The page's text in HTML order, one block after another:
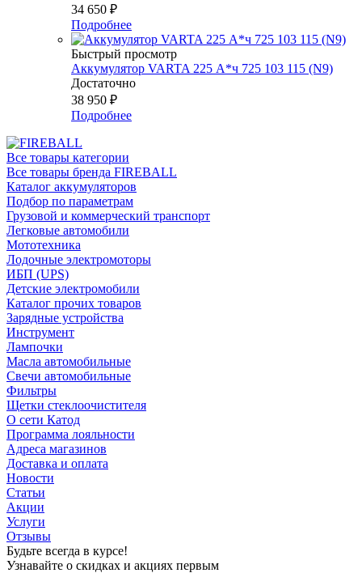
34 650 ₽
Подробнее
Быстрый просмотр
Аккумулятор VARTA 225 А*ч 725 103 115 (N9)
Достаточно
38 950 ₽
Подробнее
Все товары категории
Все товары бренда FIREBALL
Каталог аккумуляторов
Подбор по параметрам
Грузовой и коммерческий транспорт
Легковые автомобили
Мототехника
Лодочные электромоторы
ИБП (UPS)
Детские электромобили
Каталог прочих товаров
Зарядные устройства
Инструмент
Лампочки
Масла автомобильные
Свечи автомобильные
Фильтры
Щетки стеклоочистителя
О сети Катод
Программа лояльности
Адреса магазинов
Доставка и оплата
Новости
Статьи
Акции
Услуги
Отзывы
Будьте всегда в курсе!
Узнавайте о скидках и акциях первым